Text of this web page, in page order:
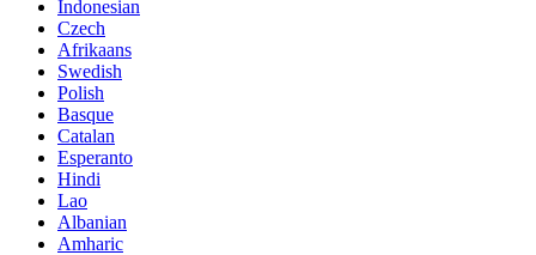
Indonesian
Czech
Afrikaans
Swedish
Polish
Basque
Catalan
Esperanto
Hindi
Lao
Albanian
Amharic